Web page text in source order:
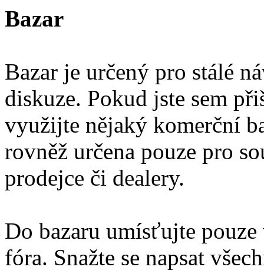
Bazar
Bazar je určený pro stálé
diskuze. Pokud jste sem
využijte nějaký komerční
rovněž určena pouze pro
prodejce či dealery.
Do bazaru umísťujte
fóra. Snažte se napsat